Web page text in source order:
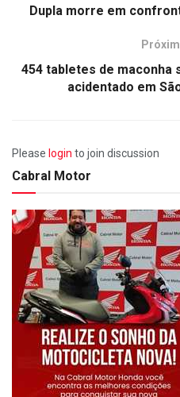
Dupla morre em
454 tabletes de maconha
acidentado em
Please login to join discussion
Cabral Motor